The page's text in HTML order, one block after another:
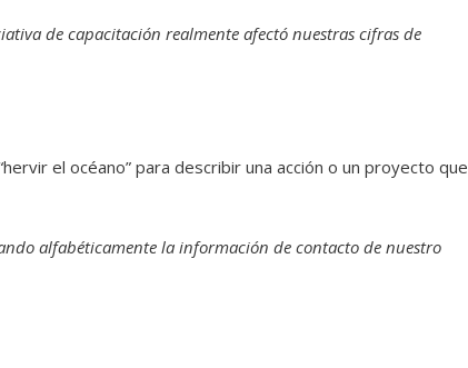
de capacitación realmente afectó nuestras cifras de
el océano” para describir una acción o un proyecto que
alfabéticamente la información de contacto de nuestro